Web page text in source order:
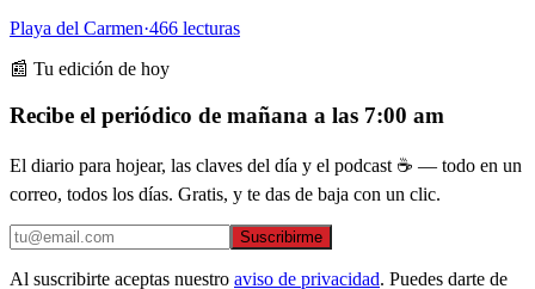
Playa del Carmen·466 lecturas
📰 Tu edición de hoy
Recibe el periódico de mañana a las 7:00 am
El diario para hojear, las claves del día y el podcast ☕ — todo en un
correo, todos los días. Gratis, y te das de baja con un clic.
Suscribirme
Al suscribirte aceptas nuestro aviso de privacidad. Puedes darte de